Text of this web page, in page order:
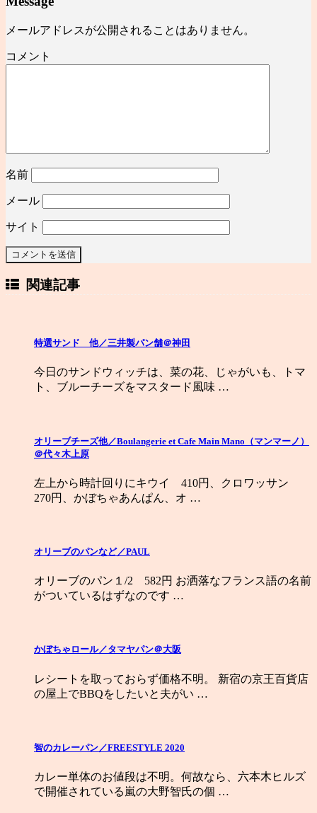
メールアドレスが公開されることはありません。
コメント
名前
メール
サイト
関連記事
特選サンド 他／三井製パン舗＠神田
今日のサンドウィッチは、菜の花、じゃがいも、トマ
ト、ブルーチーズをマスタード風味 …
オリーブチーズ他／Boulangerie et Cafe Main Mano（マンマーノ）
＠代々木上原
左上から時計回りにキウイ 410円、クロワッサン
270円、かぼちゃあんぱん、オ …
オリーブのパンなど／PAUL
オリーブのパン１/2 582円 お洒落なフランス語の名前
がついているはずなのです …
かぼちゃロール／タマヤパン＠大阪
レシートを取っておらず価格不明。 新宿の京王百貨店
の屋上でBBQをしたいと夫がい …
智のカレーパン／FREESTYLE 2020
カレー単体のお値段は不明。何故なら、六本木ヒルズ
で開催されている嵐の大野智氏の個 …